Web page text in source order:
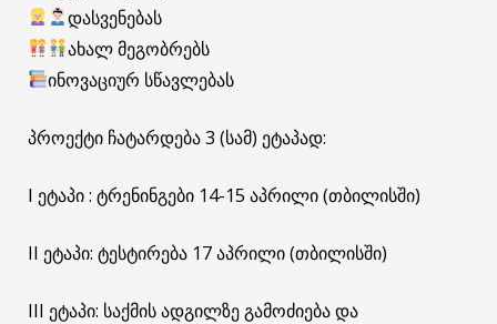
დასვენებას
ახალ მეგობრებს
ინოვაციურ სწავლებას
პროექტი ჩატარდება 3 (სამ) ეტაპად:
I ეტაპი : ტრენინგები 14-15 აპრილი (თბილისში)
II ეტაპი: ტესტირება 17 აპრილი (თბილისში)
III ეტაპი: საქმის ადგილზე გამოძიება და